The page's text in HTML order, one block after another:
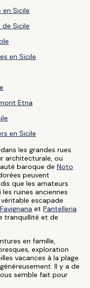
en Sicile
de Sicile
en Sicile
Etna
en Sicile
les grandes rues
architecturale, ou
baroque de Noto
peuvent
que les amateurs
ruines anciennes
escapade
Favignana et Pantelleria
tranquillité et de
en famille,
exploration
vacances à la plage
Il y a de
semble fait pour